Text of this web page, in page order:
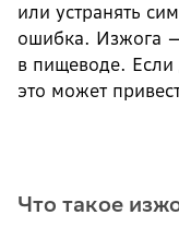
или устранять
ошибка. Изжога
в пищеводе. Если
это может
Что такое